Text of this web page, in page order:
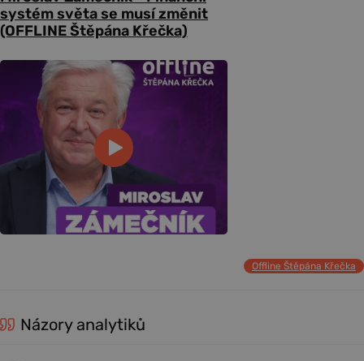
systém světa se musí změnit
(OFFLINE Štěpána Křečka)
Offline Štěpána Křečka
Názory analytiků